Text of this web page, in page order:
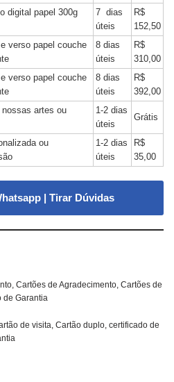
digital papel 300g
7 dias
úteis
R$
152,50
verso papel couche
8 dias
úteis
R$
310,00
verso papel couche
8 dias
úteis
R$
392,00
nossas artes ou
1-2 dias
úteis
Grátis
ou
1-2 dias
úteis
R$
35,00
| Tirar Dúvidas
, Cartões de Agradecimento, Cartões de
de Garantia
de visita, Cartão duplo, certificado de